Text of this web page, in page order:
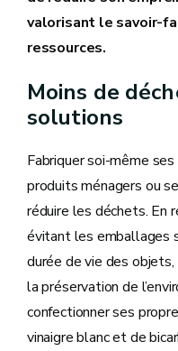
valorisant le savoir-
ressources.
Moins de
solutions
Fabriquer soi-même
produits ménagers ou
réduire les déchets. En
évitant les emballages
durée de vie des
la préservation de
confectionner ses
vinaigre blanc et de